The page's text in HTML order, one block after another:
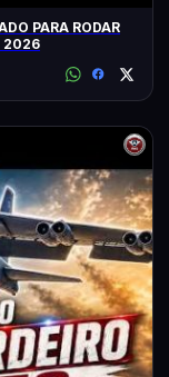
PARA RODAR
2026